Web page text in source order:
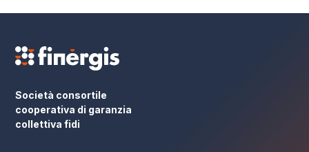
Società consortile
cooperativa di garanzia
collettiva fidi